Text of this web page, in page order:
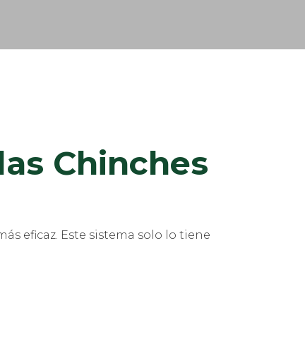
Chinches
eficaz. Este sistema solo lo tiene